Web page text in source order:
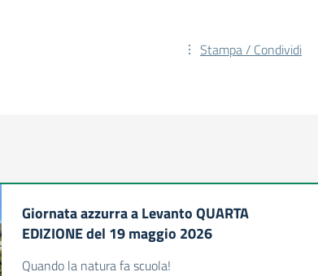
Stampa / Condividi
Giornata azzurra a Levanto QUARTA
EDIZIONE del 19 maggio 2026
Quando la natura fa scuola!